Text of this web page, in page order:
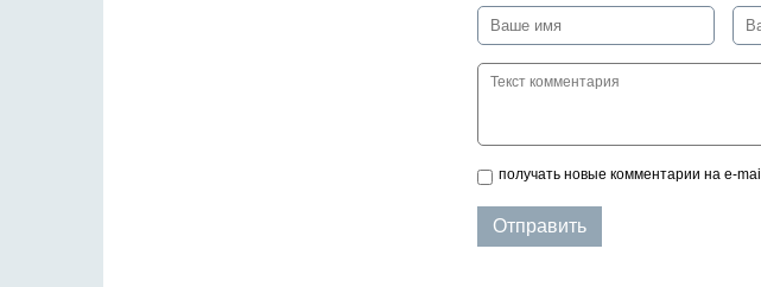
получать новые комментарии на e-mail